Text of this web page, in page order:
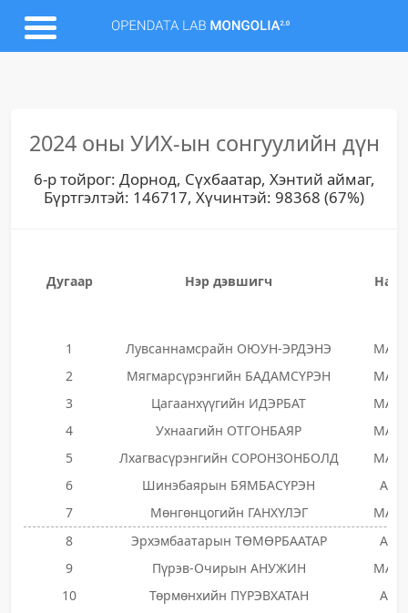
2024 оны УИХ-ын сонгуулийн дүн
6-р тойрог: Дорнод, Сүхбаатар, Хэнтий аймаг,
Бүртгэлтэй: 146717, Хүчинтэй: 98368 (67%)
Дугаар Нэр дэвшигч Нам
1 Лувсаннамсрайн ОЮУН-ЭРДЭНЭ
МАН
2
Мягмарсүрэнгийн БАДАМСҮРЭН
МАН
3
Цагаанхүүгийн ИДЭРБАТ
МАН
4
Ухнаагийн ОТГОНБАЯР
МАН
5
Лхагвасүрэнгийн СОРОНЗОНБОЛД
МАН
6
Шинэбаярын БЯМБАСҮРЭН
АН
7
Мөнгөнцогийн ГАНХҮЛЭГ
МАН
8
Эрхэмбаатарын ТӨМӨРБААТАР
АН
9
Пүрэв-Очирын АНУЖИН
МАН
10
Төрмөнхийн ПҮРЭВХАТАН
АН